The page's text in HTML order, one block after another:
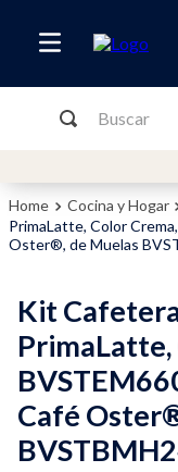
Buscar
Cocina y Hogar
PrimaLatte, Color
Oster®, de Muelas
Kit
PrimaLatte,
Café
TÉRMINOS MÁS
2.
freidora
molinillo
freidora aire
mixer
.
licuadora
.
licuadoras